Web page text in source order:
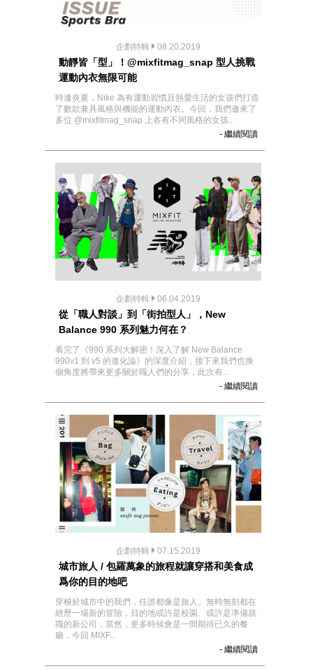
企劃特輯 08.20.2019
動靜皆「型」！@mixfitmag_snap 型人挑戰
運動內衣無限可能
時逢炎夏，Nike 為有運動習慣且熱愛生活的女孩們打造
了數款兼具風格與機能的運動內衣。今回，我們邀來了
多位 @mixfitmag_snap 上各有不同風格的女孩...
- 繼續閱讀
企劃特輯 06.04.2019
從「職人對談」到「街拍型人」，New
Balance 990 系列魅力何在？
看完了《990 系列大解密！深入了解 New Balance
990v1 到 v5 的進化論》的深度介紹，接下來我們也換
個角度將帶來更多關於職人們的分享，此次有...
- 繼續閱讀
企劃特輯 07.15.2019
城市旅人 / 包羅萬象的旅程就讓穿搭和美食成
爲你的目的地吧
穿梭於城市中的我們，任誰都像是旅人。無時無刻都在
經歷一場新的冒險，目的地或許是校園、或許是準備就
職的新公司，當然，更多時候會是一間期待已久的餐
廳，今回 MIXF...
- 繼續閱讀